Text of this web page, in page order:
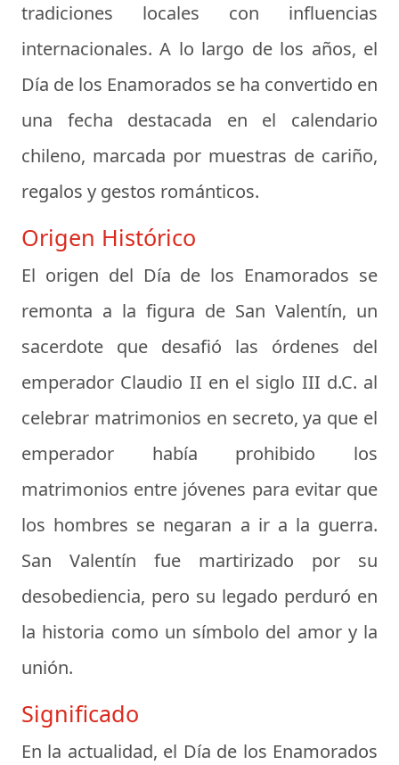
tradiciones locales con influencias
internacionales. A lo largo de los años, el
Día de los Enamorados se ha convertido en
una fecha destacada en el calendario
chileno, marcada por muestras de cariño,
regalos y gestos románticos.
Origen Histórico
El origen del Día de los Enamorados se
remonta a la figura de San Valentín, un
sacerdote que desafió las órdenes del
emperador Claudio II en el siglo III d.C. al
celebrar matrimonios en secreto, ya que el
emperador había prohibido los
matrimonios entre jóvenes para evitar que
los hombres se negaran a ir a la guerra.
San Valentín fue martirizado por su
desobediencia, pero su legado perduró en
la historia como un símbolo del amor y la
unión.
Significado
En la actualidad, el Día de los Enamorados